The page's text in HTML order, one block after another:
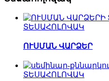
ՏԵՍԱՀՈԼՈՎԱԿ
ՈՒՍՄԱՆ ՎԱՐՁԵՐ
ՏԵՍԱՀՈԼՈՎԱԿ